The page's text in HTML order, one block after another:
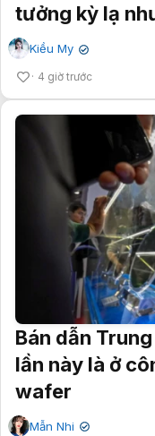
tưởng kỳ lạ
Kiều My ✔
4 giờ trước
Bán dẫn
lần này là ở
wafer
Mẫn Nhi ✔